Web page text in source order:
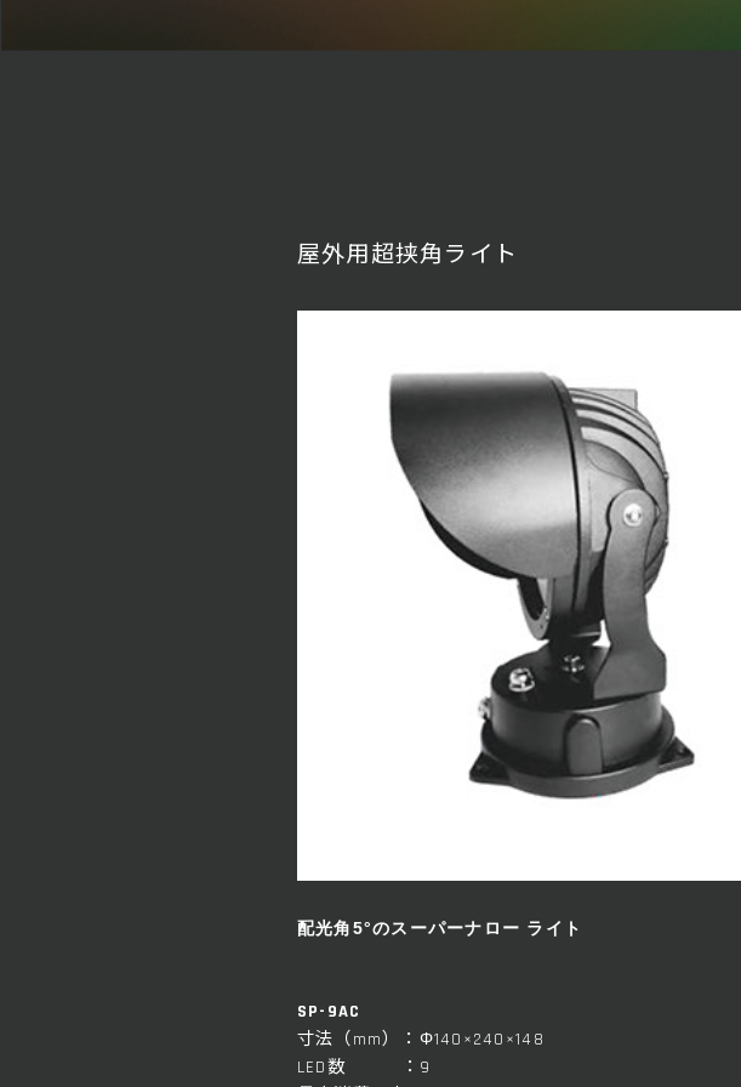
屋外用超挟角ライト
配光角5°のスーパーナロー ライト
SP-9AC
寸法（mm）：Φ140×240×148
LED数 ：9